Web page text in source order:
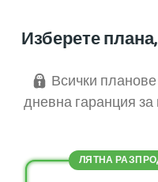
Изберете
Всички
дневна гаранция
ЛЯТНА